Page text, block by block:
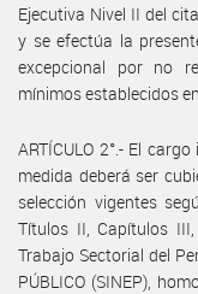
Ejecutiva Nivel II del
y se efectúa la
excepcional por no
mínimos establecidos
ARTÍCULO 2°.- El
medida deberá ser
selección vigentes
Títulos II, Capítulos
Trabajo Sectorial del
PÚBLICO (SINEP),